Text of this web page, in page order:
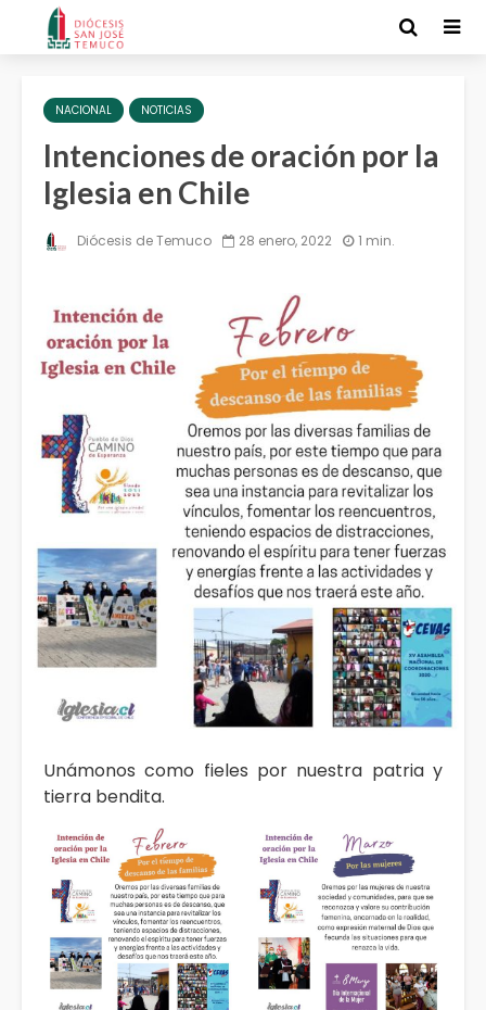
NACIONAL NOTICIAS
Intenciones de oración por la
Iglesia en Chile
Diócesis de Temuco 28 enero, 2022 1 min.
Unámonos como fieles por nuestra patria y
tierra bendita.